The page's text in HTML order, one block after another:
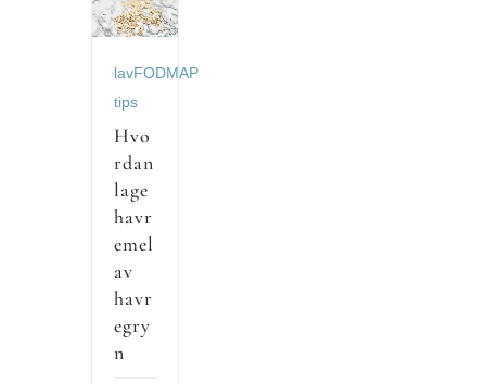
lavFODMAP
tips
Hvo
rdan
lage
havr
emel
av
havr
egry
n